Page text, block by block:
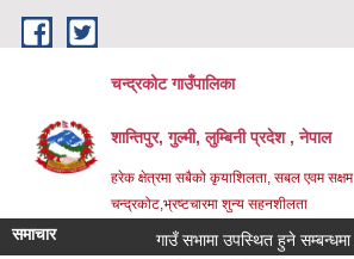
Skip to main content
चन्द्रकोट गाउँपालिका
शान्तिपुर, गुल्मी, लुम्बिनी प्रदेश , नेपाल
हरेक क्षेत्रमा सबैको कृयाशिलता, सबल एवम सक्षम
चन्द्रकोट,भ्रष्टचारमा शुन्य सहनशीलता
समाचार गाउँ सभामा उपस्थित हुने सम्बन्धमा ..